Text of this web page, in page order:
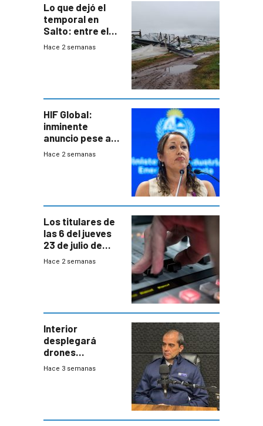
Lo que dejó el
temporal en
Salto: entre el
impacto
Hace 2 semanas
HIF Global:
inminente
anuncio pese a
declaración de
gobierno
Hace 2 semanas
Los titulares de
las 6 del jueves
23 de julio de
2026
Hace 2 semanas
Interior
desplegará
drones
autónomos para
Hace 3 semanas